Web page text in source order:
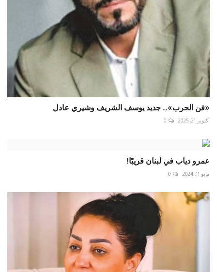
«فن الحرب».. جديد يوسف الشريف وشيري عادل
أكتوبر 21, 2025 0
عمرو دياب في لبنان قريبًا!
مايو 11, 2024 0